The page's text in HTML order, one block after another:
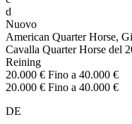
d
Nuovo
American Quarter Horse,
Cavalla Quarter Horse del
Reining
20.000 € Fino a 40.000 €
20.000 € Fino a 40.000 €
DE